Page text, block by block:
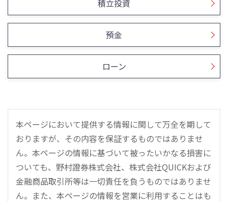
積立投資
預金
ローン
本ページにおいて提供する情報に関して万全を期して
おりますが、その内容を保証するものではありませ
ん。本ページの情報に基づいて被ったいかなる損害に
ついても、野村證券株式会社、株式会社QUICKおよび
金融商品取引所等は一切責任を負うものではありませ
ん。また、本ページの情報を営業に利用することはも